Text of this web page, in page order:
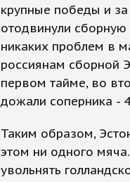
крупные победы и
отодвинули сборную
никаких проблем в
россиянам сборной
первом тайме, во
дожали соперника -
Таким образом,
этом ни одного
увольнять